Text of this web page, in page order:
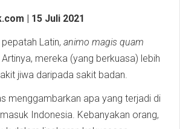
| 15 Juli 2021
Latin, animo magis quam
Artinya, mereka (yang berkuasa) lebih
jiwa daripada sakit badan.
menggambarkan apa yang terjadi di
Indonesia. Kebanyakan orang,